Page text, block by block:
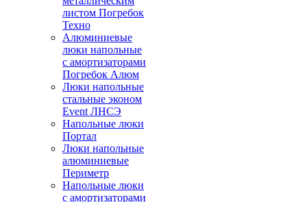
листом Погребок
Техно
Алюминиевые
люки напольные
с амортизаторами
Погребок Алюм
Люки напольные
стальные эконом
Event ЛНСЭ
Напольные люки
Портал
Люки напольные
алюминиевые
Периметр
Напольные люки
с амортизаторами